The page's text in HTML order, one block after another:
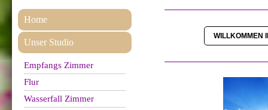
Home
Unser Studio
Empfangs Zimmer
Flur
Wasserfall Zimmer
WILLKOMMEN